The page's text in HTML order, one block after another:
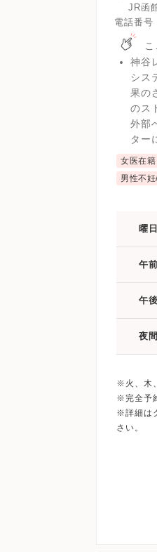
JR函
電話番号
神谷
シス
果の
のス
外部
ター
女医在籍
男性不
曜日
午前
午後
夜間
※火、木
※完全予
※詳細は